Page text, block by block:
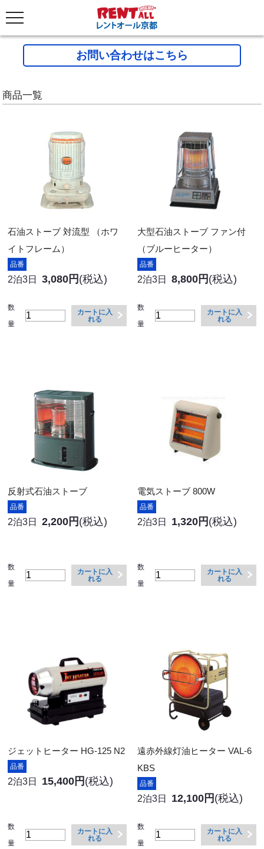
お問い合わせはこちら
商品一覧
石油ストーブ 対流型 （ホワ
イトフレーム）
品番
2泊3日 3,080円 (税込)
数
量
カートに入
れる
大型石油ストーブ ファン付
（ブルーヒーター）
品番
2泊3日 8,800円 (税込)
数
量
カートに入
れる
反射式石油ストーブ
品番
2泊3日 2,200円 (税込)
数
量
カートに入
れる
電気ストーブ 800W
品番
2泊3日 1,320円 (税込)
数
量
カートに入
れる
ジェットヒーター HG-125 N2
品番
2泊3日 15,400円 (税込)
数
量
カートに入
れる
遠赤外線灯油ヒーター VAL-6
KBS
品番
2泊3日 12,100円 (税込)
数
量
カートに入
れる